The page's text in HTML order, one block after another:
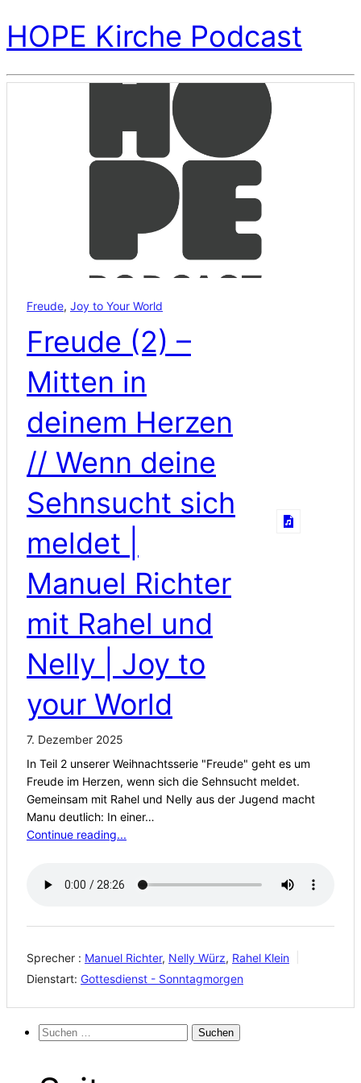
HOPE Kirche Podcast
Freude, Joy to Your World
Freude (2) –
Mitten in
deinem Herzen
// Wenn deine
Sehnsucht sich
meldet |
Manuel Richter
mit Rahel und
Nelly | Joy to
your World
7. Dezember 2025
In Teil 2 unserer Weihnachtsserie "Freude" geht es um
Freude im Herzen, wenn sich die Sehnsucht meldet.
Gemeinsam mit Rahel und Nelly aus der Jugend macht
Manu deutlich: In einer…
Continue reading...
Sprecher : Manuel Richter, Nelly Würz, Rahel Klein
Dienstart: Gottesdienst - Sonntagmorgen
Suchen